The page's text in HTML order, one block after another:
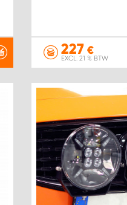
227 €
EXCL. 21 % BTW